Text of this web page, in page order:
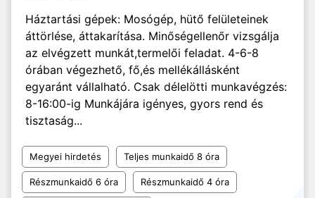
Háztartási gépek: Mosógép, hütő felületeinek
áttörlése, áttakarítása. Minőségellenőr vizsgálja
az elvégzett munkát,termelői feladat. 4-6-8
órában végezhető, fő,és mellékállásként
egyaránt vállalható. Csak délelötti munkavégzés:
8-16:00-ig Munkájára igényes, gyors rend és
tisztaság...
Megyei hirdetés Teljes munkaidő 8 óra
Részmunkaidő 6 óra Részmunkaidő 4 óra